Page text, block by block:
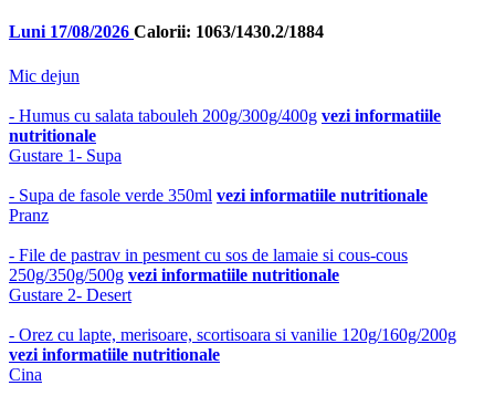
Luni 17/08/2026 Calorii: 1063/1430.2/1884
Mic dejun
- Humus cu salata tabouleh 200g/300g/400g vezi informatiile
nutritionale
Gustare 1- Supa
- Supa de fasole verde 350ml vezi informatiile nutritionale
Pranz
- File de pastrav in pesment cu sos de lamaie si cous-cous
250g/350g/500g vezi informatiile nutritionale
Gustare 2- Desert
- Orez cu lapte, merisoare, scortisoara si vanilie 120g/160g/200g
vezi informatiile nutritionale
Cina